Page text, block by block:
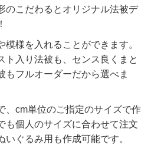
のこだわるとオリジナル法被デ
模様を入れることができます。
ト入り法被も、センス良くまと
もフルオーダーだから選べま
、cm単位のご指定のサイズで作
も個人のサイズに合わせて注文
ぐるみ用も作成可能です。